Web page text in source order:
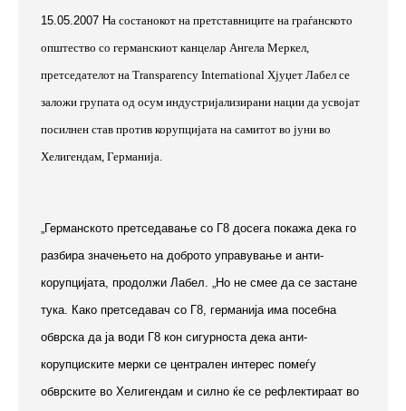
15.05.2007 На состанокот на претставниците на граѓанското
општество со германскиот канцелар Ангела Меркел,
претседателот на Transparency International Хјуџет Лабел се
заложи групата од осум индустријализирани нации да усвојат
посилнен став против корупцијата на самитот во јуни во
Хелигендам, Германија.
„Германското претседавање со Г8 досега покажа дека го
разбира значењето на доброто управување и анти-
корупцијата, продолжи Лабел. „Но не смее да се застане
тука. Како претседавач со Г8, германија има посебна
обврска да ја води Г8 кон сигурноста дека анти-
корупциските мерки се централен интерес помеѓу
обврските во Хелигендам и силно ќе се рефлектираат во